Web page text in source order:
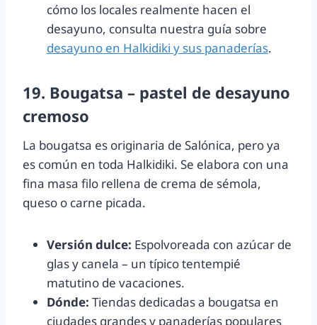
cómo los locales realmente hacen el
desayuno, consulta nuestra guía sobre
desayuno en Halkidiki y sus panaderías.
19. Bougatsa – pastel de desayuno
cremoso
La bougatsa es originaria de Salónica, pero ya
es común en toda Halkidiki. Se elabora con una
fina masa filo rellena de crema de sémola,
queso o carne picada.
Versión dulce: Espolvoreada con azúcar de
glas y canela – un típico tentempié
matutino de vacaciones.
Dónde: Tiendas dedicadas a bougatsa en
ciudades grandes y panaderías populares